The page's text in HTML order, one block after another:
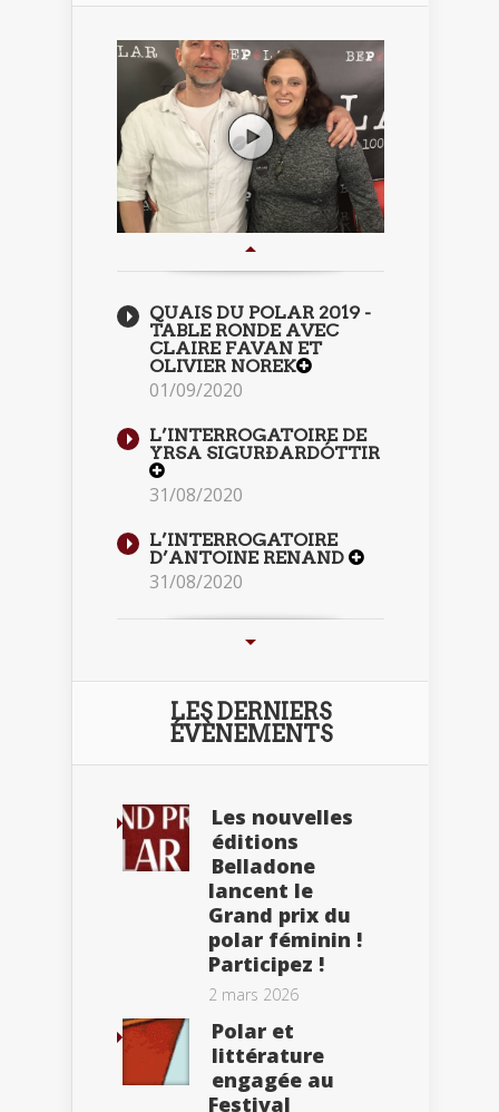
QUAIS DU POLAR 2019 -
TABLE RONDE AVEC
CLAIRE FAVAN ET
OLIVIER NOREK
01/09/2020
L’INTERROGATOIRE DE
YRSA SIGURÐARDÓTTIR
31/08/2020
L’INTERROGATOIRE
D’ANTOINE RENAND
31/08/2020
LES DERNIERS
ÉVÈNEMENTS
Les nouvelles
éditions
Belladone
lancent le
Grand prix du
polar féminin !
Participez !
2 mars 2026
Polar et
littérature
engagée au
Festival